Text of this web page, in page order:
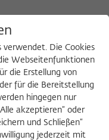
verwendet. Die Cookies
Webseitenfunktionen
die Erstellung von
für die Bereitstellung
hingegen nur
akzeptieren“ oder
und Schließen“
jederzeit mit